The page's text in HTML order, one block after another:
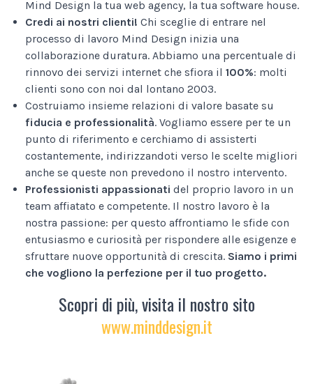
Mind Design la tua web agency, la tua software house.
Credi ai nostri clienti! Chi sceglie di entrare nel
processo di lavoro Mind Design inizia una
collaborazione duratura. Abbiamo una percentuale di
rinnovo dei servizi internet che sfiora il 100%: molti
clienti sono con noi dal lontano 2003.
Costruiamo insieme relazioni di valore basate su
fiducia e professionalità. Vogliamo essere per te un
punto di riferimento e cerchiamo di assisterti
costantemente, indirizzandoti verso le scelte migliori
anche se queste non prevedono il nostro intervento.
Professionisti appassionati del proprio lavoro in un
team affiatato e competente. Il nostro lavoro è la
nostra passione: per questo affrontiamo le sfide con
entusiasmo e curiosità per rispondere alle esigenze e
sfruttare nuove opportunità di crescita. Siamo i primi
che vogliono la perfezione per il tuo progetto.
Scopri di più, visita il nostro sito
www.minddesign.it